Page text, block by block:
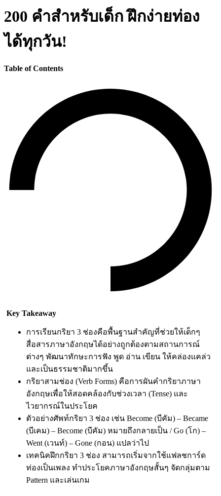
200 คำสำหรับเด็ก ฝึกง่ายท่อง
ได้ทุกวัน!
Table of Contents
Key Takeaway
การเรียนกริยา 3 ช่องคือพื้นฐานสำคัญที่ช่วยให้เด็กๆ
สื่อสารภาษาอังกฤษได้อย่างถูกต้องตามสถานการณ์
ต่างๆ พัฒนาทักษะการฟัง พูด อ่าน เขียน ให้คล่องแคล่ว
และเป็นธรรมชาติมากขึ้น
กริยาสามช่อง (Verb Forms) คือการผันคำกริยาภาษา
อังกฤษเพื่อให้สอดคล้องกับช่วงเวลา (Tense) และ
ไวยากรณ์ในประโยค
ตัวอย่างศัพท์กริยา 3 ช่อง เช่น Become (บีคัม) – Became
(บีเคม) – Become (บีคัม) หมายถึงกลายเป็น / Go (โก) –
Went (เวนท์) – Gone (กอน) แปลว่าไป
เทคนิคฝึกกริยา 3 ช่อง สามารถเริ่มจากใช้แฟลชการ์ด
ท่องเป็นเพลง ทำประโยคภาษาอังกฤษสั้นๆ จัดกลุ่มตาม
Pattern และเล่นเกม